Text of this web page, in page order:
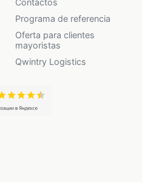
Programa de referencia
Oferta para clientes
mayoristas
Qwintry Logistics